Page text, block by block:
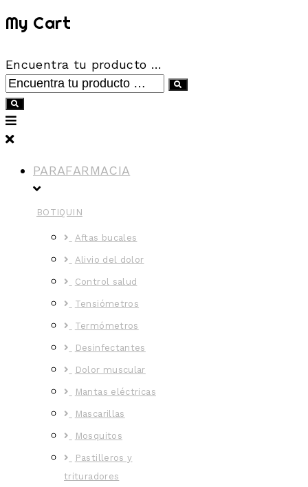
My Cart
Encuentra tu producto …
PARAFARMACIA
BOTIQUIN
Aftas bucales
Alivio del dolor
Control salud
Tensiómetros
Termómetros
Desinfectantes
Dolor muscular
Mantas eléctricas
Mascarillas
Mosquitos
Pastilleros y
trituradores